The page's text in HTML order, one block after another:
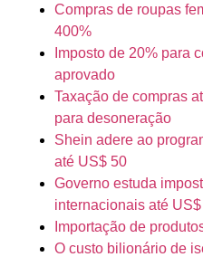
Compras de roupas
400%
Imposto de 20% para
aprovado
Taxação de compras
para desoneração
Shein adere ao
até US$ 50
Governo estuda
internacionais até
Importação de
O custo bilionário de